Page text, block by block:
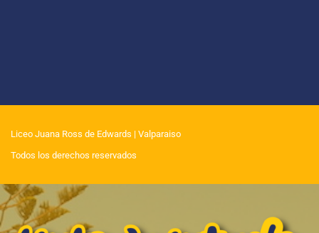
Liceo Juana Ross de Edwards | Valparaiso
Todos los derechos reservados